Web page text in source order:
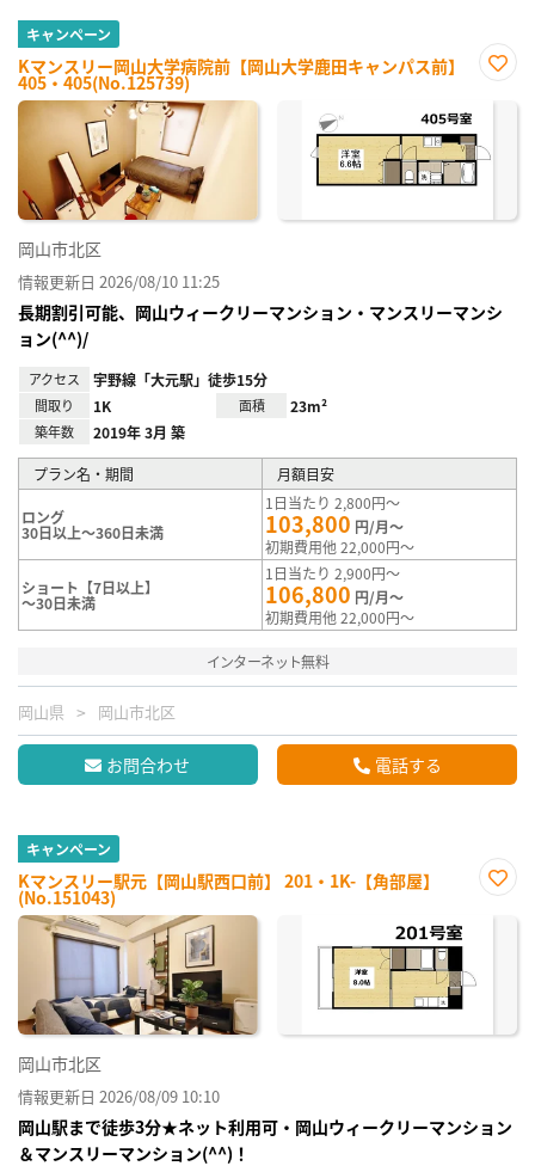
キャンペーン
Kマンスリー岡山大学病院前【岡山大学鹿田キャンパス前】
405・405(No.125739)
に入
録
岡山市北区
情報更新日 2026/08/10 11:25
長期割引可能、岡山ウィークリーマンション・マンスリーマンシ
ョン(^^)/
アクセス 宇野線「大元駅」徒歩15分
間取り 1K 面積 23m²
築年数 2019年 3月 築
プラン名・期間 月額目安
ロング
30日以上～360日未満
1日当たり 2,800円～
103,800 円/月～
初期費用他 22,000円～
ショート【7日以上】
～30日未満
1日当たり 2,900円～
106,800 円/月～
初期費用他 22,000円～
インターネット無料
岡山県 岡山市北区
お問合わせ 電話する
キャンペーン
Kマンスリー駅元【岡山駅西口前】 201・1K-【角部屋】
(No.151043)
に入
岡山市北区
情報更新日 2026/08/09 10:10
岡山駅まで徒歩3分★ネット利用可・岡山ウィークリーマンション
＆マンスリーマンション(^^)！